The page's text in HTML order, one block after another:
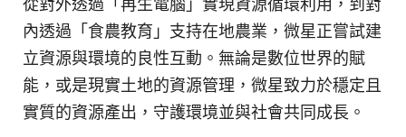
從對外透過「再生電腦」實現資源循環利用，到對
內透過「食農教育」支持在地農業，微星正嘗試建
立資源與環境的良性互動。無論是數位世界的賦
能，或是現實土地的資源管理，微星致力於穩定且
實質的資源產出，守護環境並與社會共同成長。